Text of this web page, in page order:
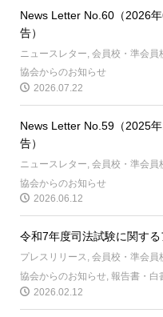
News Letter No.60（2026
告）
ニュースレター 会員校・準会員
協会からのお知らせ
2026.07.22
News Letter No.59（2025
告）
ニュースレター, 会員校・準会員
協会からのお知らせ
2026.06.12
令和7年度司法試験に関す
プレスリリース, 会員校・準会員
協会からのお知らせ 報告書・白
2026.02.12